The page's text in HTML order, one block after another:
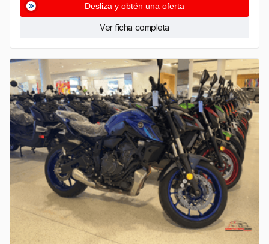
Desliza y obtén una oferta
Ver ficha completa